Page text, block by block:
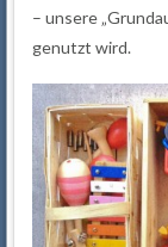
– unsere
genutzt wird.